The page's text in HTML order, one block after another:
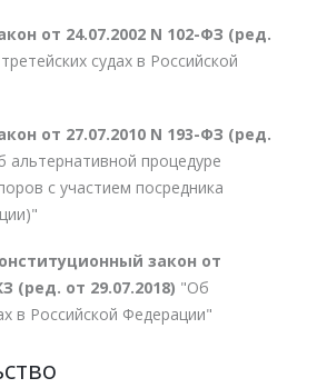
от 24.07.2002 N 102-ФЗ (ред.
судах в Российской
от 27.07.2010 N 193-ФЗ (ред.
альтернативной процедуре
с участием посредника
закон от
(ред. от 29.07.2018) "Об
в Российской Федерации"